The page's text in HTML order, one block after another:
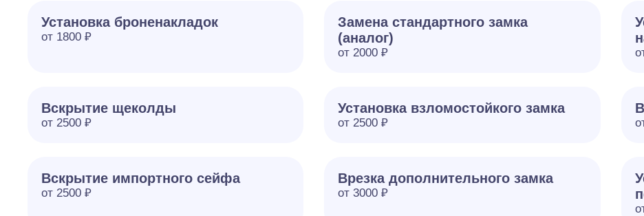
Установка броненакладок
от 1800 ₽
Замена стандартного замка
(аналог)
от 2000 ₽
Вскрытие щеколды
от 2500 ₽
Установка взломостойкого замка
от 2500 ₽
Вскрытие импортного сейфа
от 2500 ₽
Врезка дополнительного замка
от 3000 ₽